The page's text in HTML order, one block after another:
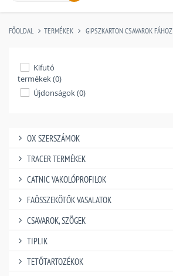
FŐOLDAL TERMÉKEK GIPSZKARTON CSAVAROK FÁHOZ
Kifutó
termékek (0)
Újdonságok (0)
OX SZERSZÁMOK
TRACER TERMÉKEK
CATNIC VAKOLÓPROFILOK
FAÖSSZEKÖTŐK VASALATOK
CSAVAROK, SZÖGEK
TIPLIK
TETŐTARTOZÉKOK